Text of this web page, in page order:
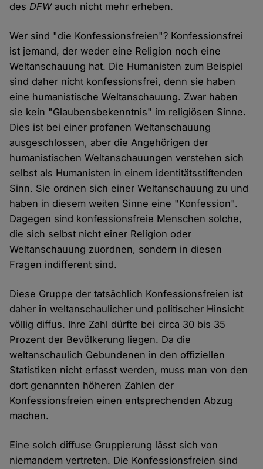
desDFWauch nicht mehr erheben.
Wer sind "die Konfessionsfreien"? Konfessionsfrei
ist jemand, der weder eine Religion noch eine
Weltanschauung hat. Die Humanisten zum Beispiel
sind daher nicht konfessionsfrei, denn sie haben
eine humanistische Weltanschauung. Zwar haben
sie kein "Glaubensbekenntnis" im religiösen Sinne.
Dies ist bei einer profanen Weltanschauung
ausgeschlossen, aber die Angehörigen der
humanistischen Weltanschauungen verstehen sich
selbst als Humanisten in einem identitätsstiftenden
Sinn. Sie ordnen sich einer Weltanschauung zu und
haben in diesem weiten Sinne eine "Konfession".
Dagegen sind konfessionsfreie Menschen solche,
die sich selbst nicht einer Religion oder
Weltanschauung zuordnen, sondern in diesen
Fragen indifferent sind.
Diese Gruppe der tatsächlich Konfessionsfreien ist
daher in weltanschaulicher und politischer Hinsicht
völlig diffus. Ihre Zahl dürfte bei circa 30 bis 35
Prozent der Bevölkerung liegen. Da die
weltanschaulich Gebundenen in den offiziellen
Statistiken nicht erfasst werden, muss man von den
dort genannten höheren Zahlen der
Konfessionsfreien einen entsprechenden Abzug
machen.
Eine solch diffuse Gruppierung lässt sich von
niemandem vertreten. Die Konfessionsfreien sind